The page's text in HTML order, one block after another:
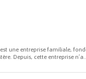
une entreprise familiale,
Depuis, cette entreprise